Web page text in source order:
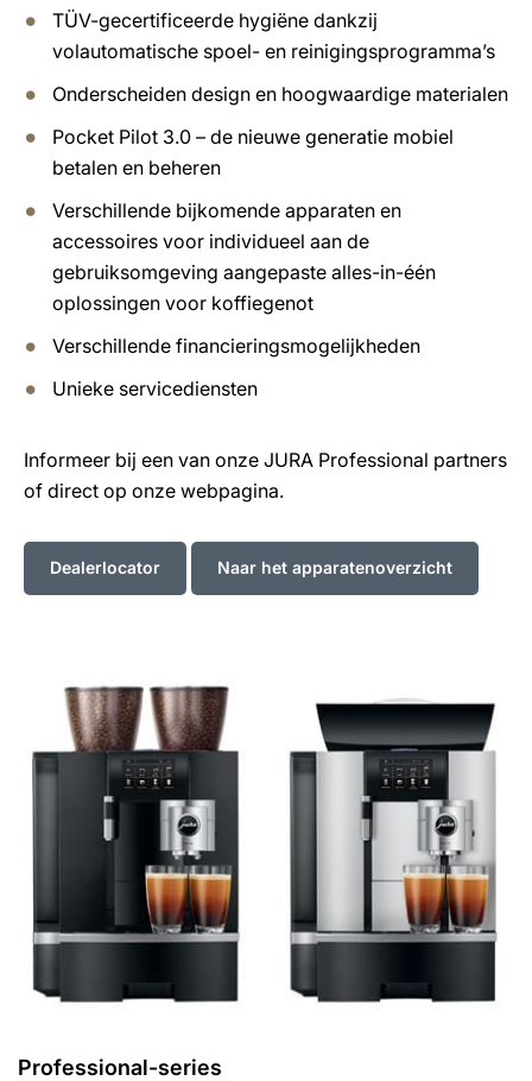
TÜV-gecertificeerde hygiëne dankzij
volautomatische spoel- en reinigingsprogramma’s
Onderscheiden design en hoogwaardige materialen
Pocket Pilot 3.0 – de nieuwe generatie mobiel
betalen en beheren
Verschillende bijkomende apparaten en
accessoires voor individueel aan de
gebruiksomgeving aangepaste alles-in-één
oplossingen voor koffiegenot
Verschillende financieringsmogelijkheden
Unieke servicediensten
Informeer bij een van onze JURA Professional partners
of direct op onze webpagina.
Dealerlocator Naar het apparatenoverzicht
Professional-series